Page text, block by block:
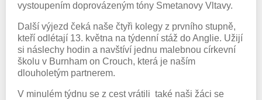
vystoupením doprovázeným tóny Smetanovy Vltavy.
Další výjezd čeká naše čtyři kolegy z prvního stupně,
kteří odlétají 13. května na týdenní stáž do Anglie. Užijí
si náslechy hodin a navštíví jednu malebnou církevní
školu v Burnham on Crouch, která je naším
dlouholetým partnerem.
V minulém týdnu se z cest vrátili také naši žáci se